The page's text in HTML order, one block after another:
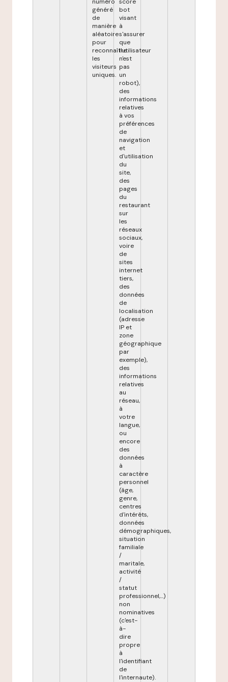
généré
de
manière
aléatoire
pour
reconnaître
les
visiteurs
uniques.
bot
visant
à
s'assurer
que
l'utilisateur
n'est
pas
un
robot),
des
informations
relatives
à vos
préférences
de
navigation
et
d'utilisation
du
site,
des
pages
du
restaurant
sur
les
réseaux
sociaux,
voire
de
sites
internet
tiers,
des
données
de
localisation
(adresse
IP et
zone
géographique
par
exemple),
des
informations
relatives
au
réseau,
à
votre
langue,
ou
encore
des
données
à
caractère
personnel
(âge,
genre,
centres
d'intérêts,
données
démographiques,
situation
familiale
/
maritale,
activité
/
statut
professionnel,...)
non
nominatives
(c'est-
à-
dire
propre
à
l'identifiant
de
l'internaute).